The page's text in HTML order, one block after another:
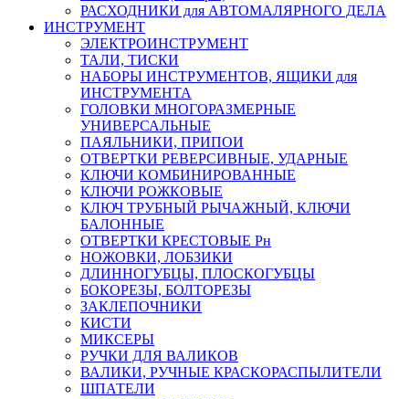
РАСХОДНИКИ для АВТОМАЛЯРНОГО ДЕЛА
ИНСТРУМЕНТ
ЭЛЕКТРОИНСТРУМЕНТ
ТАЛИ, ТИСКИ
НАБОРЫ ИНСТРУМЕНТОВ, ЯЩИКИ для
ИНСТРУМЕНТА
ГОЛОВКИ МНОГОРАЗМЕРНЫЕ
УНИВЕРСАЛЬНЫЕ
ПАЯЛЬНИКИ, ПРИПОИ
ОТВЕРТКИ РЕВЕРСИВНЫЕ, УДАРНЫЕ
КЛЮЧИ КОМБИНИРОВАННЫЕ
КЛЮЧИ РОЖКОВЫЕ
КЛЮЧ ТРУБНЫЙ РЫЧАЖНЫЙ, КЛЮЧИ
БАЛОННЫЕ
ОТВЕРТКИ КРЕСТОВЫЕ Рн
НОЖОВКИ, ЛОБЗИКИ
ДЛИННОГУБЦЫ, ПЛОСКОГУБЦЫ
БОКОРЕЗЫ, БОЛТОРЕЗЫ
ЗАКЛЕПОЧНИКИ
КИСТИ
МИКСЕРЫ
РУЧКИ ДЛЯ ВАЛИКОВ
ВАЛИКИ, РУЧНЫЕ КРАСКОРАСПЫЛИТЕЛИ
ШПАТЕЛИ